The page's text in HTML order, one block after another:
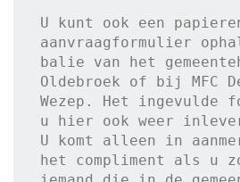
U kunt ook een
aanvraagformulier
balie van het
Oldebroek of bij MFC
Wezep. Het ingevulde
u hier ook weer
U komt alleen in
het compliment als u